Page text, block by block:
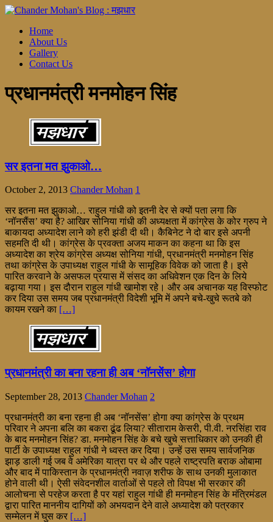
Home
About Us
Gallery
Contact Us
प्रधानमंत्री मनमोहन सिंह
सर इतना मत झुकाओ…
October 2, 2013 Chander Mohan 1
सर इतना मत झुकाओ… राहुल गांधी को इतनी देर से क्यों पता लगा कि
‘नॉनसैंस’ क्या है? आखिर सोनिया गांधी की अध्यक्षता में कांग्रेस के कोर ग्रुप ने
बाकायदा अध्यादेश लाने को हरी झंडी दी थी। कैबिनेट ने दो बार इसे अपनी
सहमति दी थी। कांग्रेस के प्रवक्ता अजय माकन का कहना था कि इस
अध्यादेश का श्रेय कांग्रेस अध्यक्ष सोनिया गांधी, प्रधानमंत्री मनमोहन सिंह
तथा कांग्रेस के उपाध्यक्ष राहुल गांधी के सामूहिक विवेक को जाता है। इसे
पारित करवाने के असफल प्रयास में संसद का अधिवेशन एक दिन के लिये
बढ़ाया गया। इस दौरान राहुल गांधी खामोश रहे। और अब अचानक यह विस्फोट
कर दिया उस समय जब प्रधानमंत्री विदेशी भूमि में अपने बचे-खुचे रूतबे को
कायम रखने का […]
प्रधानमंत्री का बना रहना ही अब ‘नॉनसेंस’ होगा
September 28, 2013 Chander Mohan 2
प्रधानमंत्री का बना रहना ही अब ‘नॉनसेंस’ होगा क्या कांग्रेस के प्रथम
परिवार ने अपना बलि का बकरा ढूंढ लिया? सीताराम केसरी, पी.वी. नरसिंहा राव
के बाद मनमोहन सिंह? डा. मनमोहन सिंह के बचे खुचे सत्ताधिकार को उनकी ही
पार्टी के उपाध्यक्ष राहुल गांधी ने ध्वस्त कर दिया। उन्हें उस समय सार्वजनिक
झाड़ डाली गई जब वे अमेरिका यात्रा पर थे और पहले राष्ट्रपति बराक ओबामा
और बाद में पाकिस्तान के प्रधानमंत्री नवाज़ शरीफ के साथ उनकी मुलाकात
होने वाली थी। ऐसी संवेदनशील वार्ताओं से पहले तो विपक्ष भी सरकार की
आलोचना से परहेज करता है पर यहां राहुल गांधी ही मनमोहन सिंह के मंत्रिमंडल
द्वारा पारित माननीय दागियों को अभयदान देने वाले अध्यादेश को पत्रकार
सम्मेलन में घुस कर […]